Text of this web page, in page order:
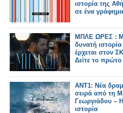
ιστορία της
σε ένα γράφημα
ΜΠΛΕ ΩΡΕΣ :
δυνατή ιστορία
έρχεται στον
Δείτε το
ANT1: Νέα
σειρά από τη
Γεωργιάδου – Η
ιστορία